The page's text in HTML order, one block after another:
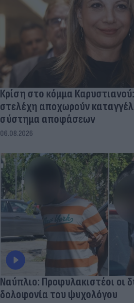
Κρίση στο κόμμα
στελέχη αποχωρούν
σύστημα αποφάσεων
06.08.2026
Ναύπλιο: Προφυλακιστέοι οι
δολοφονία του ψυχολόγου